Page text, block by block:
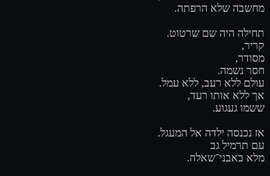
מחשבה שלא הרפתה.
תחילה היה שם שרטוט.
קריר,
מסודר,
חסר נשמה.
עולם ללא רעב, ללא עמל.
אך ללא אותו רעד,
ששמו געגוע.
אז נכנסה ילדה אל המעגל.
עם תרמיל גב
מלא באבני־שאלה.